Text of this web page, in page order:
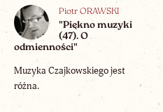
Piotr ORAWSKI
"Piękno muzyki
(47). O
odmienności"
Muzyka Czajkowskiego jest
różna.